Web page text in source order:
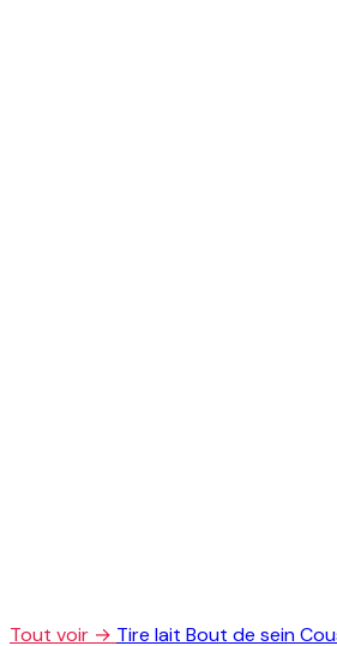
Tout voir → Tire lait Bout de sein